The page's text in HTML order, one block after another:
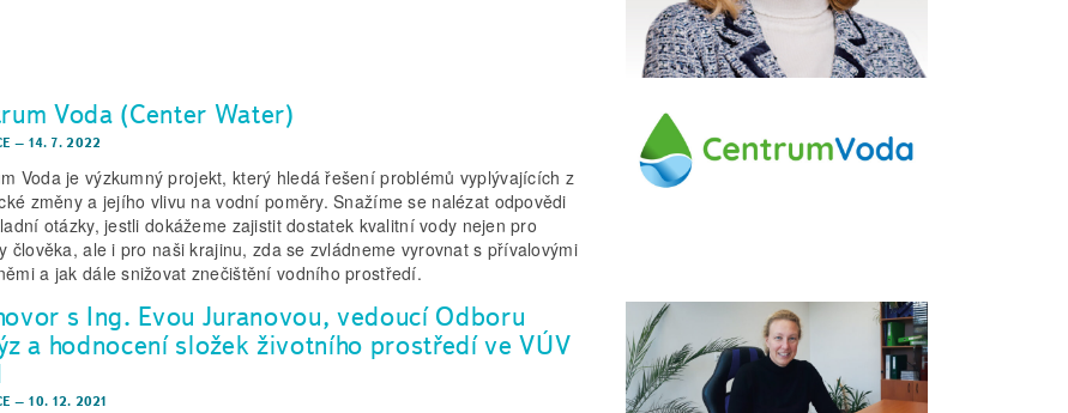
Voda (Center Water)
– 14. 7. 2022
Voda je výzkumný projekt, který hledá řešení problémů vyplývajících z
změny a jejího vlivu na vodní poměry. Snažíme se nalézat odpovědi
otázky, jestli dokážeme zajistit dostatek kvalitní vody nejen pro
člověka, ale i pro naši krajinu, zda se zvládneme vyrovnat s přívalovými
a jak dále snižovat znečištění vodního prostředí.
s Ing. Evou Juranovou, vedoucí Odboru
a hodnocení složek životního prostředí ve VÚV
– 10. 12. 2021